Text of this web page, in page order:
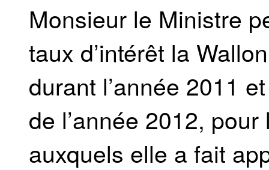
Monsieur le Ministre
taux d’intérêt la
durant l’année 2011
de l’année 2012,
auxquels elle a fait